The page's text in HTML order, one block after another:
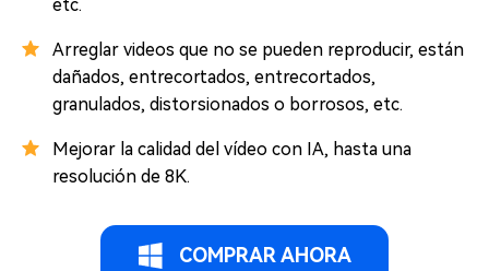
etc.
Arreglar videos que no se pueden reproducir, están
dañados, entrecortados, entrecortados,
granulados, distorsionados o borrosos, etc.
Mejorar la calidad del vídeo con IA, hasta una
resolución de 8K.
COMPRAR AHORA